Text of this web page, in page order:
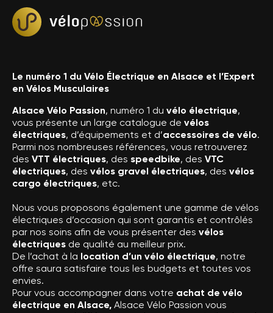
Le numéro 1 du Vélo Électrique en Alsace et l’Expert
en Vélos Musculaires
Alsace Vélo Passion, numéro 1 du vélo électrique,
vous présente un large catalogue de vélos
électriques, d’équipements et d’accessoires de vélo.
Parmi nos nombreuses références, vous retrouverez
des VTT électriques, des speedbike, des VTC
électriques, des vélos gravel électriques, des vélos
cargo électriques, etc.
Nous vous proposons également une gamme de vélos
électriques d’occasion qui sont garantis et contrôlés
par nos soins afin de vous présenter des vélos
électriques de qualité au meilleur prix.
De l’achat à la location d’un vélo électrique, notre
offre saura satisfaire tous les budgets et toutes vos
envies.
Pour vous accompagner dans votre achat de vélo
électrique en Alsace, Alsace Vélo Passion vous